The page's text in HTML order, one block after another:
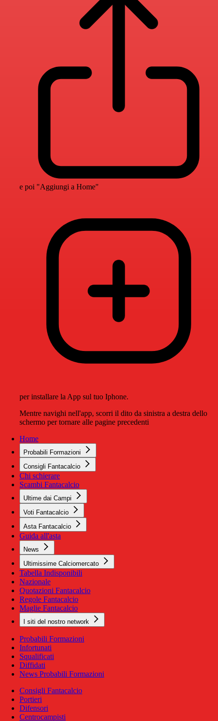
e poi "Aggiungi a Home"
per installare la App sul tuo Iphone.
Mentre navighi nell'app, scorri il dito da sinistra a destra dello
schermo per tornare alle pagine precedenti
Home
Probabili Formazioni
Consigli Fantacalcio
Chi schierare
Scambi Fantacalcio
Ultime dai Campi
Voti Fantacalcio
Asta Fantacalcio
Guida all'asta
News
Ultimissime Calciomercato
Tabella Indisponibili
Nazionale
Quotazioni Fantacalcio
Regole Fantacalcio
Maglie Fantacalcio
I siti del nostro network
Probabili Formazioni
Infortunati
Squalificati
Diffidati
News Probabili Formazioni
Consigli Fantacalcio
Portieri
Difensori
Centrocampisti